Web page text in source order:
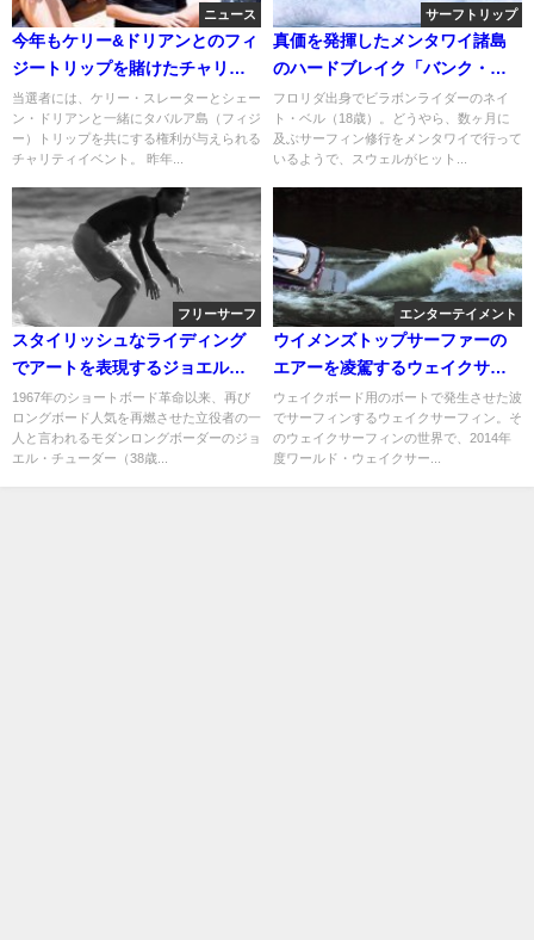
ニュース
今年もケリー&ドリアンとのフィ
ジートリップを賭けたチャリテ
ィイベントがスタート
当選者には、ケリー・スレーターとシェー
ン・ドリアンと一緒にタバルア島（フィジ
ー）トリップを共にする権利が与えられる
チャリティイベント。 昨年...
サーフトリップ
真価を発揮したメンタワイ諸島
のハードブレイク「バンク・ヴ
ォルツ」
フロリダ出身でビラボンライダーのネイ
ト・ベル（18歳）。どうやら、数ヶ月に
及ぶサーフィン修行をメンタワイで行って
いるようで、スウェルがヒット...
フリーサーフ
スタイリッシュなライディング
でアートを表現するジョエル・
チューダー
1967年のショートボード革命以来、再び
ロングボード人気を再燃させた立役者の一
人と言われるモダンロングボーダーのジョ
エル・チューダー（38歳...
エンターテイメント
ウイメンズトップサーファーの
エアーを凌駕するウェイクサー
フィンの女王：アシュリー・キ
ッド
ウェイクボード用のボートで発生させた波
でサーフィンするウェイクサーフィン。そ
のウェイクサーフィンの世界で、2014年
度ワールド・ウェイクサー...